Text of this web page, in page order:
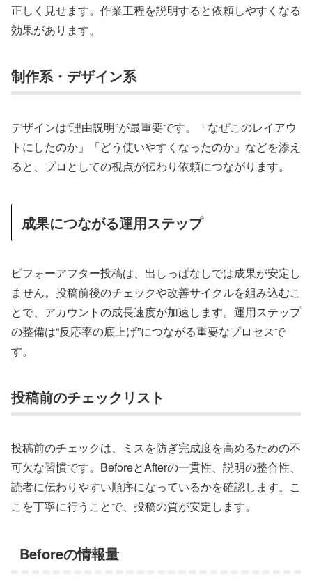
正しく見せます。作業工程を説明すると依頼しやすくなる
効果があります。
制作系・デザイン系
デザインは“理由説明”が最重要です。「なぜこのレイアウ
トにしたのか」「どう使いやすくなったのか」などを添え
ると、プロとしての視点が伝わり依頼につながります。
成果につながる運用ステップ
ビフォーアフター投稿は、出しっぱなしでは成果が安定し
ません。投稿前後のチェックや改善サイクルを組み込むこ
とで、アカウントの成長速度が加速します。運用ステップ
の整備は“反応率の底上げ”につながる重要なプロセスで
す。
投稿前のチェックリスト
投稿前のチェックは、ミスを防ぎ完成度を高めるための不
可欠な習慣です。BeforeとAfterの一貫性、説明の整合性、
読者に伝わりやすい順序になっているかを確認します。こ
こを丁寧に行うことで、投稿の質が安定します。
Beforeの情報量